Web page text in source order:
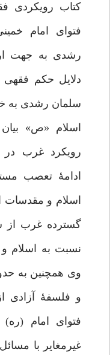
کتاب رویکردی
فتوای امام
رشدی به جهت
دلایل حکم فقهی
سلمان رشدی به
اسلام «ص»
رویکرد غرب
ادامۀ تعصب
گسترده غرب از
نسبت به اسلام
وی همچنین به
و فلسفۀ آزادی
فتوای امام
غیرمغایر با